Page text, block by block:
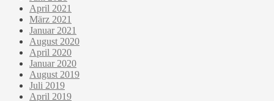
April 2021
März 2021
Januar 2021
August 2020
April 2020
Januar 2020
August 2019
Juli 2019
April 2019